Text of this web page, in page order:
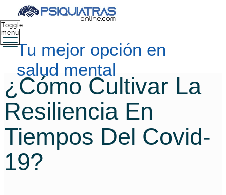
Tu mejor opción en
salud mental
Toggle
menu
¿Cómo Cultivar La
Resiliencia En
Tiempos Del Covid-
19?